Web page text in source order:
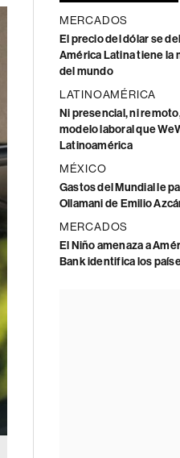
MERCADOS
El precio del dólar se
América Latina tiene la
del mundo
LATINOAMÉRICA
Ni presencial, ni
modelo laboral que
Latinoamérica
MÉXICO
Gastos del Mundial le
Ollamani de Emilio
MERCADOS
El Niño amenaza a
Bank identifica los